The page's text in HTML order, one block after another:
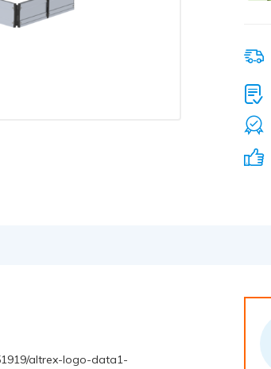
altrex-logo-data1-